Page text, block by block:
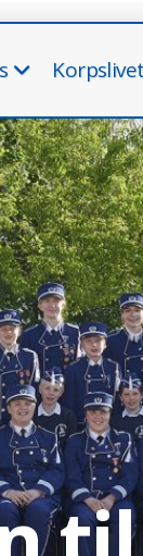
Korpslivet